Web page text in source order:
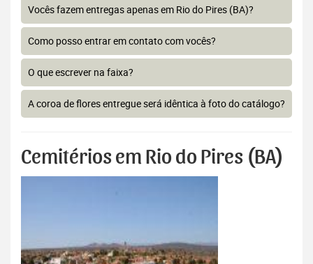
Vocês fazem entregas apenas em Rio do Pires (BA)?
Como posso entrar em contato com vocês?
O que escrever na faixa?
A coroa de flores entregue será idêntica à foto do catálogo?
Cemitérios em Rio do Pires (BA)